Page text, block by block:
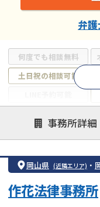
何度でも相談無料
土日祝の相談可能
借金返済相談・交渉
個人再生
会社破産・法人破産
弁
事務所詳細
岡山県 (近隣エリア) ・
作花法律事務所